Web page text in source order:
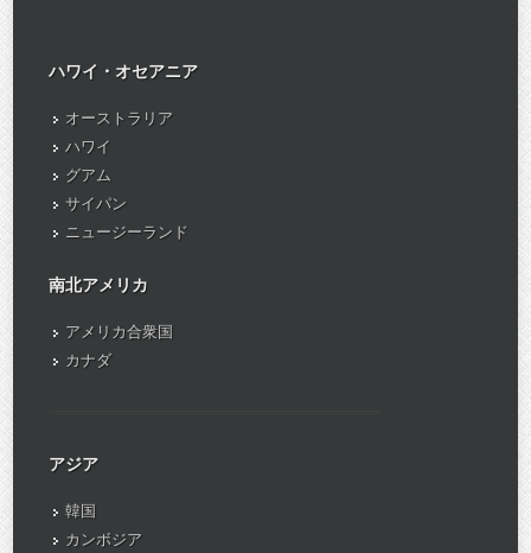
ハワイ・オセアニア
オーストラリア
ハワイ
グアム
サイパン
ニュージーランド
南北アメリカ
アメリカ合衆国
カナダ
アジア
韓国
カンボジア